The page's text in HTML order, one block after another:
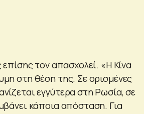
τον απασχολεί. «Η Κίνα
στη θέση της. Σε ορισμένες
εγγύτερα στη Ρωσία, σε
κάποια απόσταση. Για